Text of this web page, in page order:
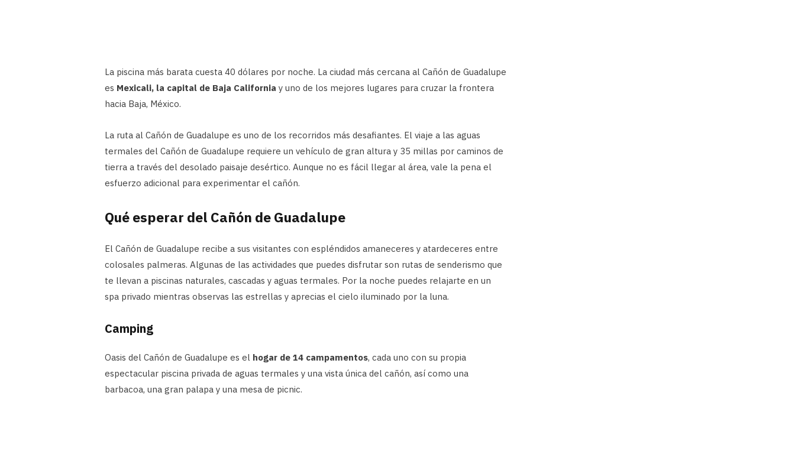
La piscina más barata cuesta 40 dólares por noche. La ciudad más cercana al Cañón de Guadalupe
es Mexicali, la capital de Baja California y uno de los mejores lugares para cruzar la frontera
hacia Baja, México.
La ruta al Cañón de Guadalupe es uno de los recorridos más desafiantes. El viaje a las aguas
termales del Cañón de Guadalupe requiere un vehículo de gran altura y 35 millas por caminos de
tierra a través del desolado paisaje desértico. Aunque no es fácil llegar al área, vale la pena el
esfuerzo adicional para experimentar el cañón.
Qué esperar del Cañón de Guadalupe
El Cañón de Guadalupe recibe a sus visitantes con espléndidos amaneceres y atardeceres entre
colosales palmeras. Algunas de las actividades que puedes disfrutar son rutas de senderismo que
te llevan a piscinas naturales, cascadas y aguas termales. Por la noche puedes relajarte en un
spa privado mientras observas las estrellas y aprecias el cielo iluminado por la luna.
Camping
Oasis del Cañón de Guadalupe es el hogar de 14 campamentos, cada uno con su propia
espectacular piscina privada de aguas termales y una vista única del cañón, así como una
barbacoa, una gran palapa y una mesa de picnic.